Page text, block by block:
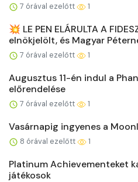
7 órával ezelőtt 1
💥 LE PEN ELÁRULTA A
elnökjelölt, és Magyar
7 órával ezelőtt 1
Augusztus 11-én indul a
előrendelése
7 órával ezelőtt 1
Vasárnapig ingyenes a
8 órával ezelőtt 1
Platinum Achievementeket
játékosok